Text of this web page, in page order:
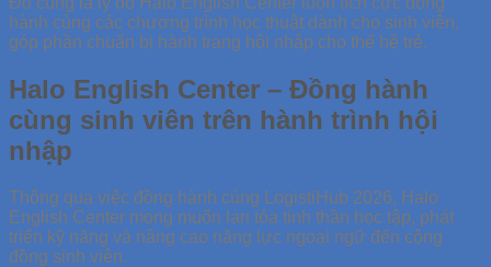
hành cùng các chương trình học thuật dành cho sinh viên,
góp phần chuẩn bị hành trang hội nhập cho thế hệ trẻ.
Halo English Center – Đồng hành
cùng sinh viên trên hành trình hội
nhập
Thông qua việc đồng hành cùng LogistiHub 2026, Halo
English Center mong muốn lan tỏa tinh thần học tập, phát
triển kỹ năng và nâng cao năng lực ngoại ngữ đến cộng
đồng sinh viên.